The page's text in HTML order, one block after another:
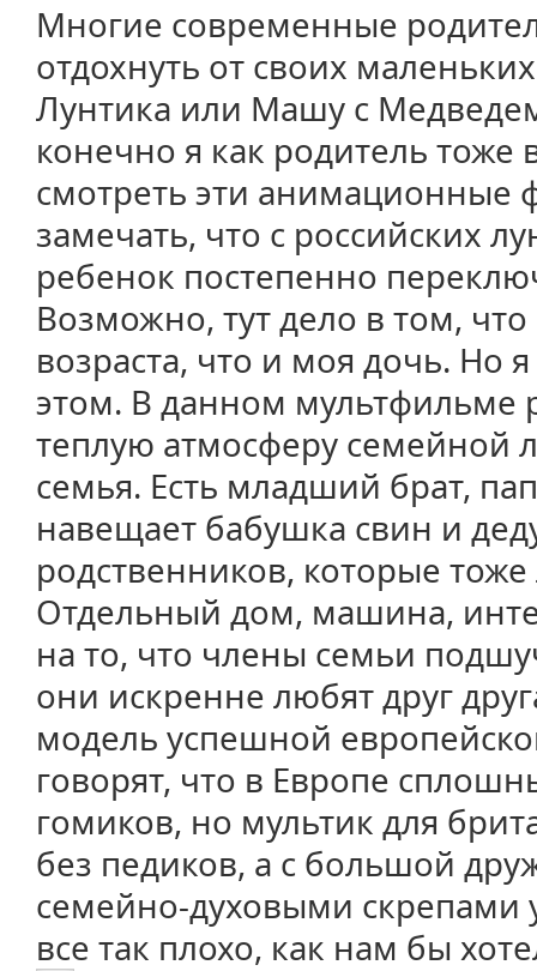
Многие современные
отдохнуть от своих
Лунтика или Машу с
конечно я как родитель
смотреть эти анимационные
замечать, что с российских
ребенок постепенно
Возможно, тут дело в том,
возраста, что и моя дочь. Но
этом. В данном мультфильме
теплую атмосферу семейной
семья. Есть младший брат,
навещает бабушка свин и
родственников, которые
Отдельный дом, машина,
на то, что члены семьи
они искренне любят друг
модель успешной
говорят, что в Европе
гомиков, но мультик для
без педиков, а с большой
семейно-духовыми скрепами
все так плохо, как нам бы